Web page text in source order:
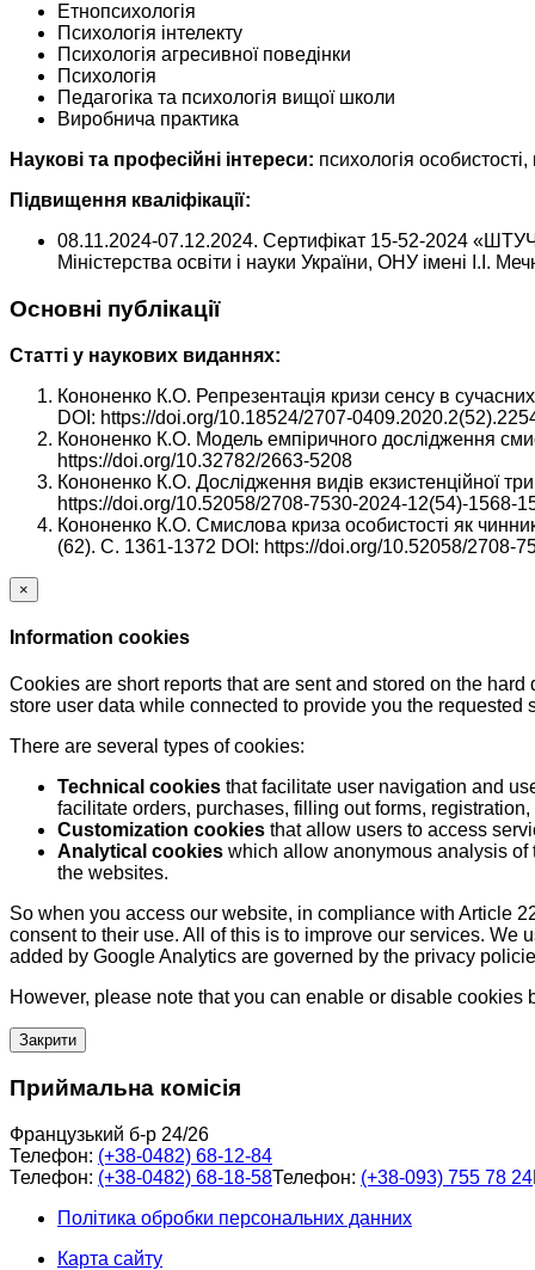
Етнопсихологія
Психологія інтелекту
Психологія агресивної поведінки
Психологія
Педагогіка та психологія вищої школи
Виробнича практика
Наукові та професійні інтереси: психологія
Підвищення кваліфікації:
08.11.2024-07.12.2024. Сертифікат 15-52-2024
Міністерства освіти і науки України, ОНУ імені І.І.
Основні публікації
Статті у наукових виданнях:
Кононенко К.О. Репрезентація кризи сенсу в
DOI: https://doi.org/10.18524/2707-
Кононенко К.О. Модель емпіричного дослідження
https://doi.org/10.32782/2663-5208
Кононенко К.О. Дослідження видів екзистенційної
https://doi.org/10.52058/2708-7530-2024-12(54)-1568-
Кононенко К.О. Смислова криза особистості як
(62). С. 1361-1372 DOI: https://doi.org/10.52058/2708-
×
Information cookies
Cookies are short reports that are sent and stored on the
store user data while connected to provide you the
There are several types of cookies:
Technical cookies that facilitate user navigation and
facilitate orders, purchases, filling out forms,
Customization cookies that allow users to access
Analytical cookies which allow anonymous analysis
the websites.
So when you access our website, in compliance with Article
consent to their use. All of this is to improve our services.
added by Google Analytics are governed by the privacy
However, please note that you can enable or disable cookies
Закрити
Приймальна комісія
Французький б-р 24/26
Телефон: (+38-0482) 68-12-84
Телефон: (+38-0482) 68-18-58Телефон: (+38-093) 755 78 24
Політика обробки персональних данних
Карта сайту